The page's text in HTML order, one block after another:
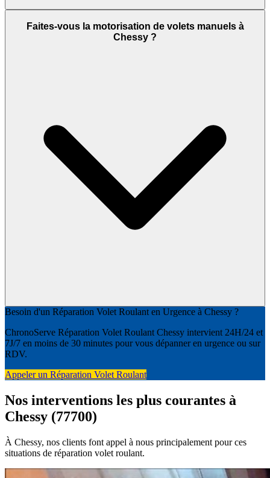
Faites-vous la motorisation de volets manuels à
Chessy ?
Besoin d'un Réparation Volet Roulant en Urgence à Chessy ?
ChronoServe Réparation Volet Roulant Chessy intervient 24H/24 et
7J/7 en moins de 30 minutes pour vous dépanner en urgence ou sur
RDV.
Appeler un Réparation Volet Roulant
Nos interventions les plus courantes à
Chessy (77700)
À Chessy, nos clients font appel à nous principalement pour ces
situations de réparation volet roulant.